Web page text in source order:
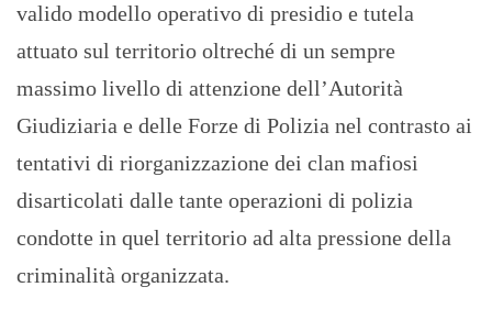
valido modello operativo di presidio e tutela
attuato sul territorio oltreché di un sempre
massimo livello di attenzione dell’Autorità
Giudiziaria e delle Forze di Polizia nel contrasto ai
tentativi di riorganizzazione dei clan mafiosi
disarticolati dalle tante operazioni di polizia
condotte in quel territorio ad alta pressione della
criminalità organizzata.